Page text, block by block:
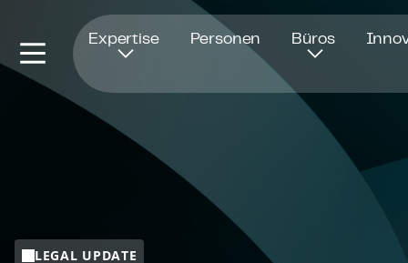
Expertise Personen Büros
LEGAL UPDATE
Öffnet in einem neuen Fenster